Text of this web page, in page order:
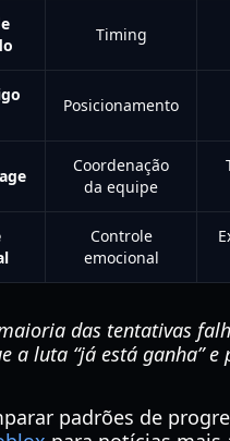
Timing
Posicionamento
Coordenação
da equipe
Controle
emocional
das tentativas
a luta “já está ganha”
padrões de